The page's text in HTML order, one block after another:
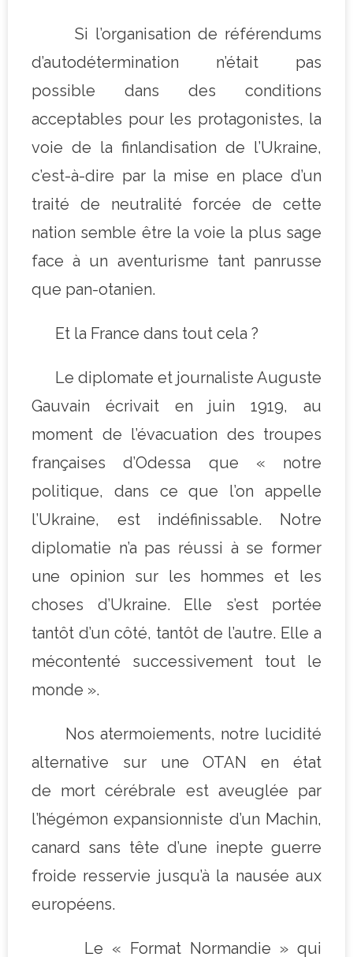
Si l’organisation de référendums
d’autodétermination n’était pas
possible dans des conditions
acceptables pour les protagonistes, la
voie de la finlandisation de l’Ukraine,
c’est-à-dire par la mise en place d’un
traité de neutralité forcée de cette
nation semble être la voie la plus sage
face à un aventurisme tant panrusse
que pan-otanien.
Et la France dans tout cela ?
Le diplomate et journaliste Auguste
Gauvain écrivait en juin 1919, au
moment de l’évacuation des troupes
françaises d’Odessa que « notre
politique, dans ce que l’on appelle
l’Ukraine, est indéfinissable. Notre
diplomatie n’a pas réussi à se former
une opinion sur les hommes et les
choses d’Ukraine. Elle s’est portée
tantôt d’un côté, tantôt de l’autre. Elle a
mécontenté successivement tout le
monde ».
Nos atermoiements, notre lucidité
alternative sur une OTAN en état
de mort cérébrale est aveuglée par
l’hégémon expansionniste d’un Machin,
canard sans tête d’une inepte guerre
froide resservie jusqu’à la nausée aux
européens.
Le « Format Normandie » qui